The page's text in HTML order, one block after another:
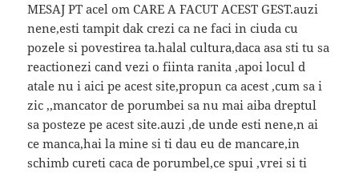
MESAJ PT acel om CARE A FACUT ACEST GEST.auzi
nene,esti tampit dak crezi ca ne faci in ciuda cu
pozele si povestirea ta.halal cultura,daca asa sti tu sa
reactionezi cand vezi o fiinta ranita ,apoi locul d
atale nu i aici pe acest site,propun ca acest ,cum sa i
zic ,,mancator de porumbei sa nu mai aiba dreptul
sa posteze pe acest site.auzi ,de unde esti nene,n ai
ce manca,hai la mine si ti dau eu de mancare,in
schimb cureti caca de porumbel,ce spui ,vrei si ti